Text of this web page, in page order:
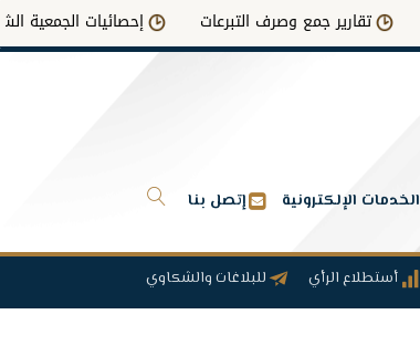
تقارير جمع وصرف التبرعات إحصائيات الجمعية الشاملة
الخدمات الإلكترونية إتصل بنا
أستطلاع الرأي للبلاغات والشكاوي